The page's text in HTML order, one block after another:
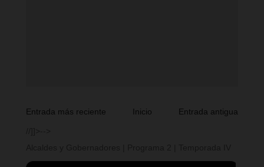
Entrada más reciente Entrada antigua
Inicio